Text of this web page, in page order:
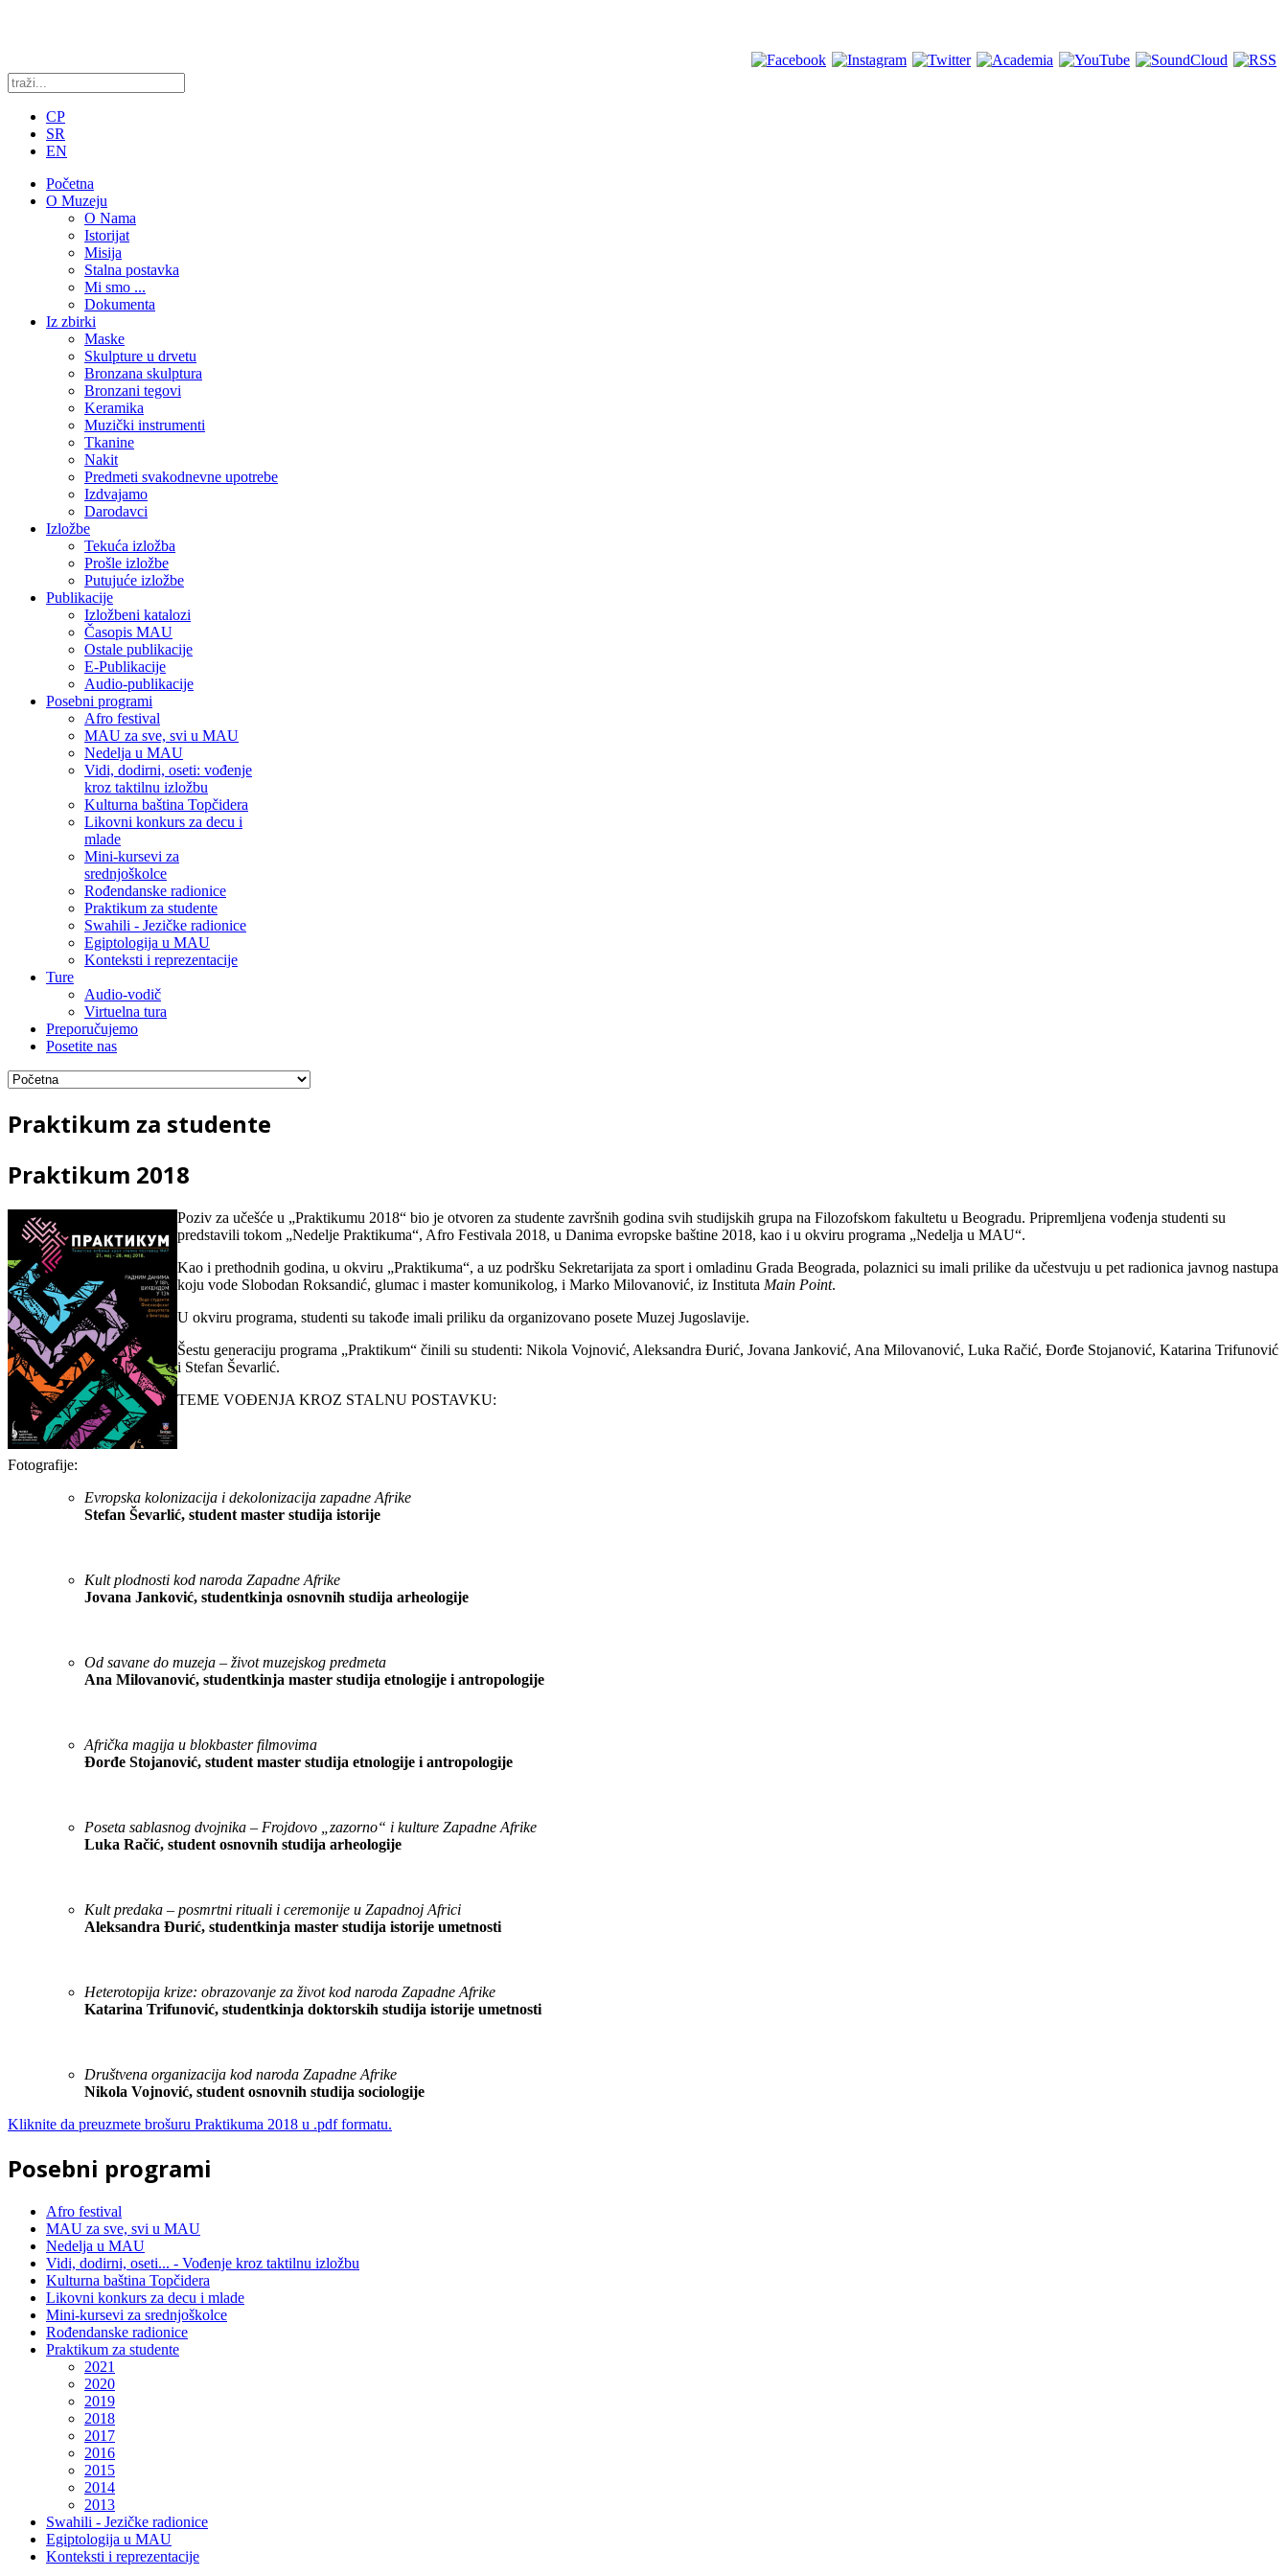
CP
SR
EN
Početna
O Muzeju
O Nama
Istorijat
Misija
Stalna postavka
Mi smo ...
Dokumenta
Iz zbirki
Maske
Skulpture u drvetu
Bronzana skulptura
Bronzani tegovi
Keramika
Muzički instrumenti
Tkanine
Nakit
Predmeti svakodnevne upotrebe
Izdvajamo
Darodavci
Izložbe
Tekuća izložba
Prošle izložbe
Putujuće izložbe
Publikacije
Izložbeni katalozi
Časopis MAU
Ostale publikacije
E-Publikacije
Audio-publikacije
Posebni programi
Afro festival
MAU za sve, svi u MAU
Nedelja u MAU
Vidi, dodirni, oseti: vođenje
kroz taktilnu izložbu
Kulturna baština Topčidera
Likovni konkurs za decu i
mlade
Mini-kursevi za
srednjoškolce
Rođendanske radionice
Praktikum za studente
Swahili - Jezičke radionice
Egiptologija u MAU
Konteksti i reprezentacije
Ture
Audio-vodič
Virtuelna tura
Preporučujemo
Posetite nas
Praktikum za studente
Praktikum 2018
Poziv za učešće u „Praktikumu 2018“ bio je otvoren za studente završnih godina svih studijskih grupa na Filozofskom fakultetu u Beogradu. Pripremljena vođenja studenti su
predstavili tokom „Nedelje Praktikuma“, Afro Festivala 2018, u Danima evropske baštine 2018, kao i u okviru programa „Nedelja u MAU“.
Kao i prethodnih godina, u okviru „Praktikuma“, a uz podršku Sekretarijata za sport i omladinu Grada Beograda, polaznici su imali prilike da učestvuju u pet radionica javnog nastupa
koju vode Slobodan Roksandić, glumac i master komunikolog, i Marko Milovanović, iz Instituta Main Point.
U okviru programa, studenti su takođe imali priliku da organizovano posete Muzej Jugoslavije.
Šestu generaciju programa „Praktikum“ činili su studenti: Nikola Vojnović, Aleksandra Đurić, Jovana Janković, Ana Milovanović, Luka Račić, Đorđe Stojanović, Katarina Trifunović
i Stefan Ševarlić.
TEME VOĐENJA KROZ STALNU POSTAVKU:
Fotografije:
Evropska kolonizacija i dekolonizacija zapadne Afrike
Stefan Ševarlić, student master studija istorije
Kult plodnosti kod naroda Zapadne Afrike
Jovana Janković, studentkinja osnovnih studija arheologije
Od savane do muzeja – život muzejskog predmeta
Ana Milovanović, studentkinja master studija etnologije i antropologije
Afrička magija u blokbaster filmovima
Đorđe Stojanović, student master studija etnologije i antropologije
Poseta sablasnog dvojnika – Frojdovo „zazorno“ i kulture Zapadne Afrike
Luka Račić, student osnovnih studija arheologije
Kult predaka – posmrtni rituali i ceremonije u Zapadnoj Africi
Aleksandra Đurić, studentkinja master studija istorije umetnosti
Heterotopija krize: obrazovanje za život kod naroda Zapadne Afrike
Katarina Trifunović, studentkinja doktorskih studija istorije umetnosti
Društvena organizacija kod naroda Zapadne Afrike
Nikola Vojnović, student osnovnih studija sociologije
Kliknite da preuzmete brošuru Praktikuma 2018 u .pdf formatu.
Posebni programi
Afro festival
MAU za sve, svi u MAU
Nedelja u MAU
Vidi, dodirni, oseti... - Vođenje kroz taktilnu izložbu
Kulturna baština Topčidera
Likovni konkurs za decu i mlade
Mini-kursevi za srednjoškolce
Rođendanske radionice
Praktikum za studente
2021
2020
2019
2018
2017
2016
2015
2014
2013
Swahili - Jezičke radionice
Egiptologija u MAU
Konteksti i reprezentacije